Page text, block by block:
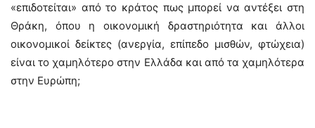
«επιδοτείται» από το κράτος πως μπορεί να αντέξει στη
Θράκη, όπου η οικονομική δραστηριότητα και άλλοι
οικονομικοί δείκτες (ανεργία, επίπεδο μισθών, φτώχεια)
είναι το χαμηλότερο στην Ελλάδα και από τα χαμηλότερα
στην Ευρώπη;